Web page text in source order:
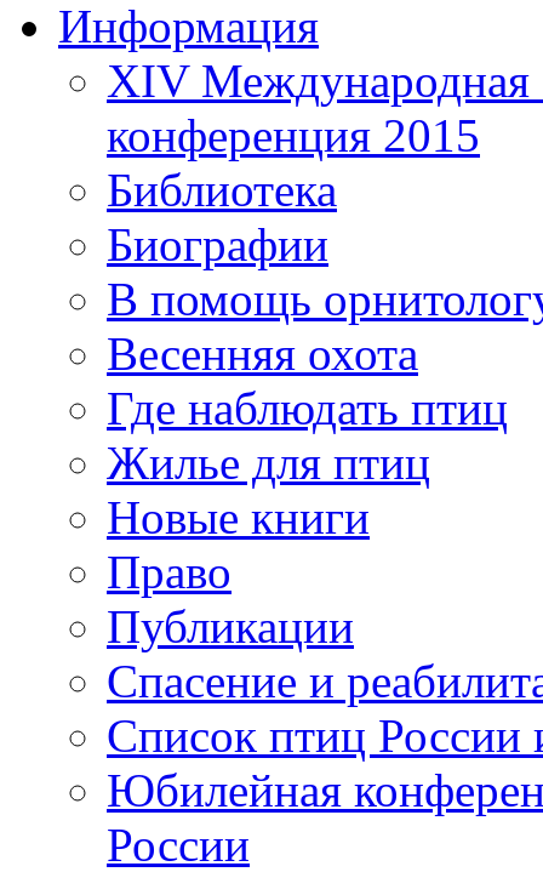
Информация
XIV Международная
конференция 2015
Библиотека
Биографии
В помощь
Весенняя охота
Где наблюдать птиц
Жилье для птиц
Новые книги
Право
Публикации
Спасение и
Список птиц России
Юбилейная
России